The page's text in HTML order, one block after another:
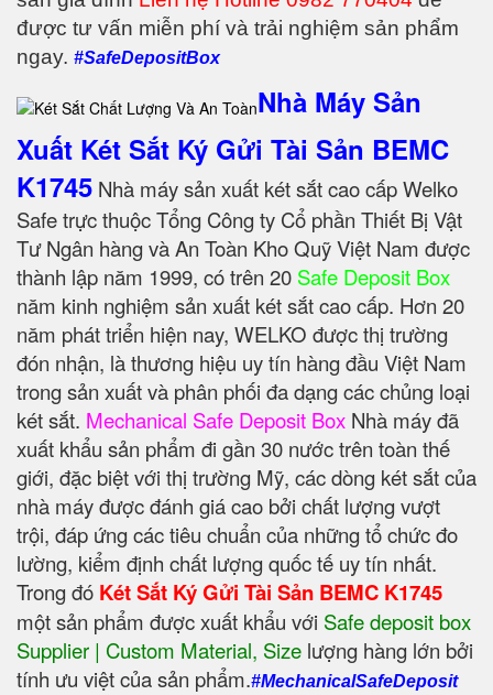
được tư vấn miễn phí và trải nghiệm sản phẩm
ngay. #SafeDepositBox
Nhà Máy Sản
Xuất Két Sắt Ký Gửi Tài Sản BEMC
K1745 Nhà máy sản xuất két sắt cao cấp Welko
Safe trực thuộc Tổng Công ty Cổ phần Thiết Bị Vật
Tư Ngân hàng và An Toàn Kho Quỹ Việt Nam được
thành lập năm 1999, có trên 20 Safe Deposit Box
năm kinh nghiệm sản xuất két sắt cao cấp. Hơn 20
năm phát triển hiện nay, WELKO được thị trường
đón nhận, là thương hiệu uy tín hàng đầu Việt Nam
trong sản xuất và phân phối đa dạng các chủng loại
két sắt. Mechanical Safe Deposit Box Nhà máy đã
xuất khẩu sản phẩm đi gần 30 nước trên toàn thế
giới, đặc biệt với thị trường Mỹ, các dòng két sắt của
nhà máy được đánh giá cao bởi chất lượng vượt
trội, đáp ứng các tiêu chuẩn của những tổ chức đo
lường, kiểm định chất lượng quốc tế uy tín nhất.
Trong đó Két Sắt Ký Gửi Tài Sản BEMC K1745
một sản phẩm được xuất khẩu với Safe deposit box
Supplier | Custom Material, Size ‎ lượng hàng lớn bởi
tính ưu việt của sản phẩm.#MechanicalSafeDeposit